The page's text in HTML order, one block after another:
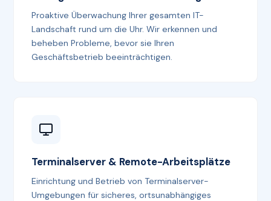
Proaktive Überwachung Ihrer gesamten IT-
Landschaft rund um die Uhr. Wir erkennen und
beheben Probleme, bevor sie Ihren
Geschäftsbetrieb beeinträchtigen.
Terminalserver & Remote-Arbeitsplätze
Einrichtung und Betrieb von Terminalserver-
Umgebungen für sicheres, ortsunabhängiges